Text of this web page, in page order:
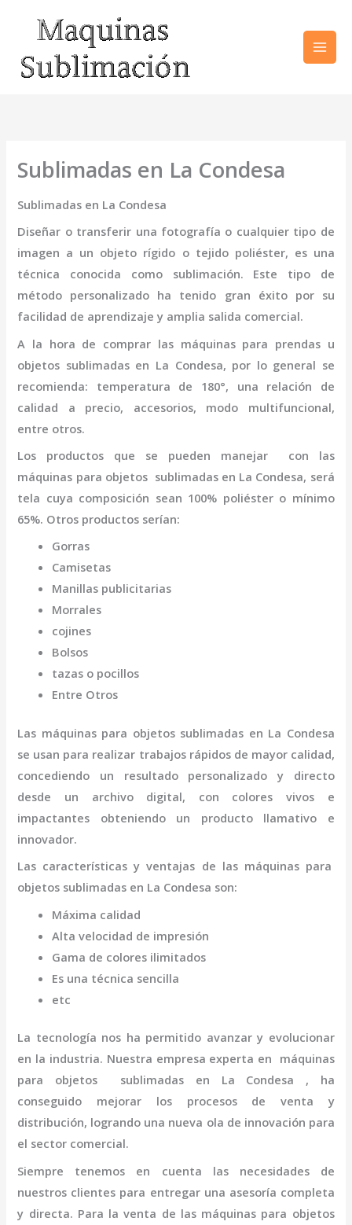
contenido
Sublimadas en La Condesa
Sublimadas en La Condesa
Diseñar o transferir una fotografía o cualquier tipo de
imagen a un objeto rígido o tejido poliéster, es una
técnica conocida como sublimación. Este tipo de
método personalizado ha tenido gran éxito por su
facilidad de aprendizaje y amplia salida comercial.
A la hora de comprar las máquinas para prendas u
objetos sublimadas en La Condesa, por lo general se
recomienda: temperatura de 180°, una relación de
calidad a precio, accesorios, modo multifuncional,
entre otros.
Los productos que se pueden manejar con las
máquinas para objetos sublimadas en La Condesa, será
tela cuya composición sean 100% poliéster o mínimo
65%. Otros productos serían:
Gorras
Camisetas
Manillas publicitarias
Morrales
cojines
Bolsos
tazas o pocillos
Entre Otros
Las máquinas para objetos sublimadas en La Condesa
se usan para realizar trabajos rápidos de mayor calidad,
concediendo un resultado personalizado y directo
desde un archivo digital, con colores vivos e
impactantes obteniendo un producto llamativo e
innovador.
Las características y ventajas de las máquinas para
objetos sublimadas en La Condesa son:
Máxima calidad
Alta velocidad de impresión
Gama de colores ilimitados
Es una técnica sencilla
etc
La tecnología nos ha permitido avanzar y evolucionar
en la industria. Nuestra empresa experta en máquinas
para objetos sublimadas en La Condesa , ha
conseguido mejorar los procesos de venta y
distribución, logrando una nueva ola de innovación para
el sector comercial.
Siempre tenemos en cuenta las necesidades de
nuestros clientes para entregar una asesoría completa
y directa. Para la venta de las máquinas para objetos